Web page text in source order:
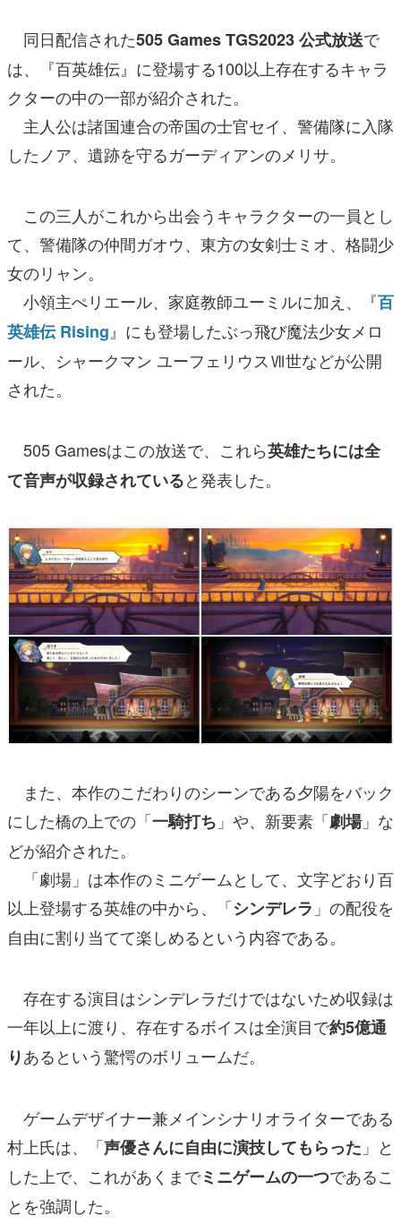
同日配信された505 Games TGS2023 公式放送で
は、『百英雄伝』に登場する100以上存在するキャラ
クターの中の一部が紹介された。
主人公は諸国連合の帝国の士官セイ、警備隊に入隊
したノア、遺跡を守るガーディアンのメリサ。
この三人がこれから出会うキャラクターの一員とし
て、警備隊の仲間ガオウ、東方の女剣士ミオ、格闘少
女のリャン。
小領主ぺリエール、家庭教師ユーミルに加え、『百
英雄伝 Rising 』にも登場したぶっ飛び魔法少女メロ
ール、シャークマン ユーフェリウスⅦ世などが公開
された。
505 Gamesはこの放送で、これら英雄たちには全
て音声が収録されていると発表した。
また、本作のこだわりのシーンである夕陽をバック
にした橋の上での「一騎打ち 」や、新要素「劇場」な
どが紹介された。
「劇場」は本作のミニゲームとして、文字どおり百
以上登場する英雄の中から、「シンデレラ 」の配役を
自由に割り当てて楽しめるという内容である。
存在する演目はシンデレラだけではないため収録は
一年以上に渡り、存在するボイスは全演目で約5億通
りあるという驚愕のボリュームだ。
ゲームデザイナー兼メインシナリオライターである
村上氏は、「声優さんに自由に演技してもらった 」と
した上で、これがあくまでミニゲームの一つであるこ
とを強調した。